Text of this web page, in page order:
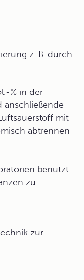
z. B. durch
% in der
anschließende
mit
abtrennen
benutzt
zu
zur